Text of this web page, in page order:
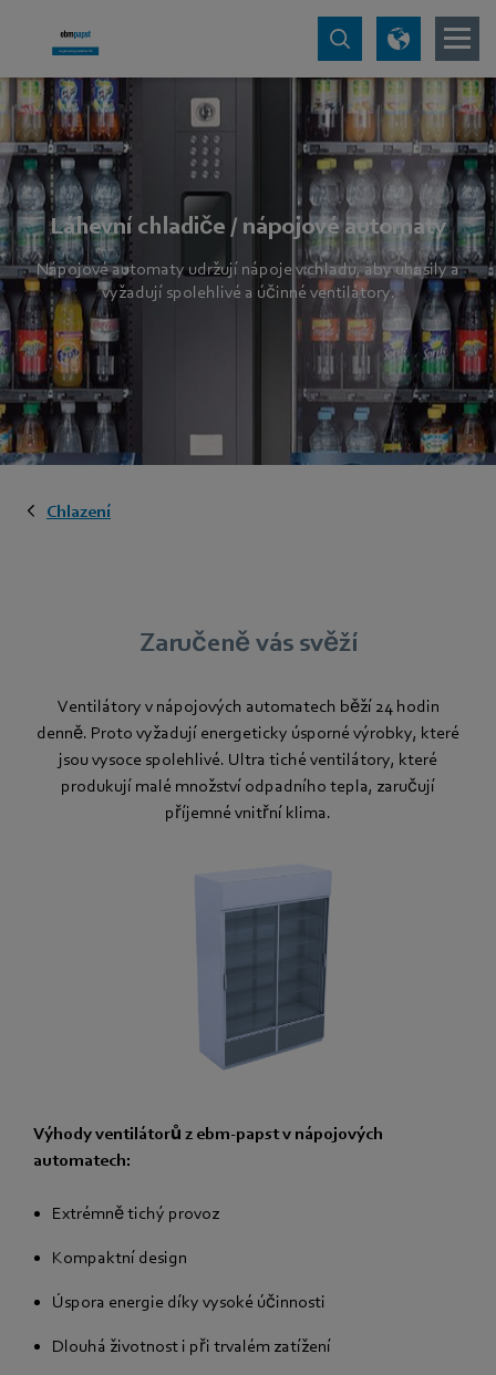
Láhevní chladiče / nápojové automaty
Nápojové automaty udržují nápoje v chladu, aby uhasily a
vyžadují spolehlivé a účinné ventilátory.
Chlazení
Zaručeně vás svěží
Ventilátory v nápojových automatech běží 24 hodin
denně. Proto vyžadují energeticky úsporné výrobky, které
jsou vysoce spolehlivé. Ultra tiché ventilátory, které
produkují malé množství odpadního tepla, zaručují
příjemné vnitřní klima.
Výhody ventilátorů z ebm-papst v nápojových
automatech:
Extrémně tichý provoz
Kompaktní design
Úspora energie díky vysoké účinnosti
Dlouhá životnost i při trvalém zatížení